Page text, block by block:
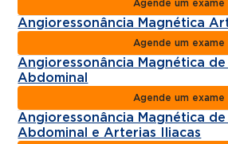
Agende um exame
Angioressonância Magnética
Agende um exame
Angioressonância Magnética
Abdominal
Agende um exame
Angioressonância Magnética
Abdominal e Arterias Iliacas